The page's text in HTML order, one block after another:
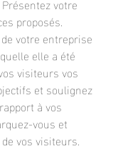
proposés.
votre entreprise
elle a été
visiteurs vos
et soulignez
à vos
vous et
vos visiteurs.